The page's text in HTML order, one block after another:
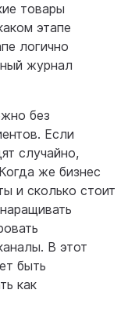
товары
этапе
логично
журнал
без
Если
случайно,
же бизнес
и сколько стоит
В этот
быть
как